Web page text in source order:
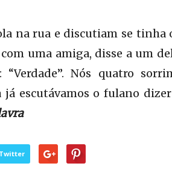
na rua e discutiam se tinha
uma amiga, disse a um
“Verdade”. Nós quatro
já escutávamos o fulano
Twitter